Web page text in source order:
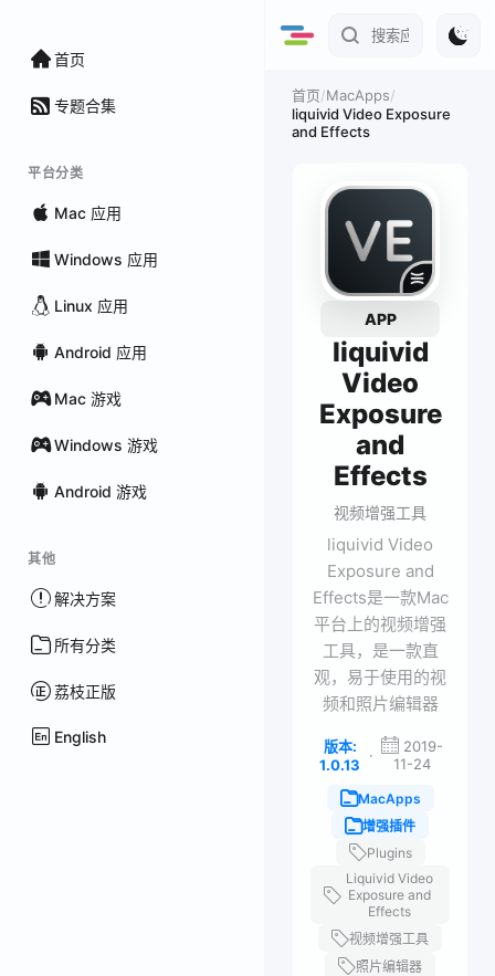
首页
专题合集
平台分类
Mac 应用
Windows 应用
Linux 应用
Android 应用
Mac 游戏
Windows 游戏
Android 游戏
其他
解决方案
所有分类
荔枝正版
English
首页/MacApps/
liquivid Video Exposure
and Effects
APP
liquivid
Video
Exposure
and
Effects
视频增强工具
liquivid Video
Exposure and
Effects是一款Mac
平台上的视频增强
工具，是一款直
观，易于使用的视
频和照片编辑器
版本:
1.0.13
·
2019-
11-24
MacApps
增强插件
Plugins
Liquivid Video
Exposure and
Effects
视频增强工具
照片编辑器